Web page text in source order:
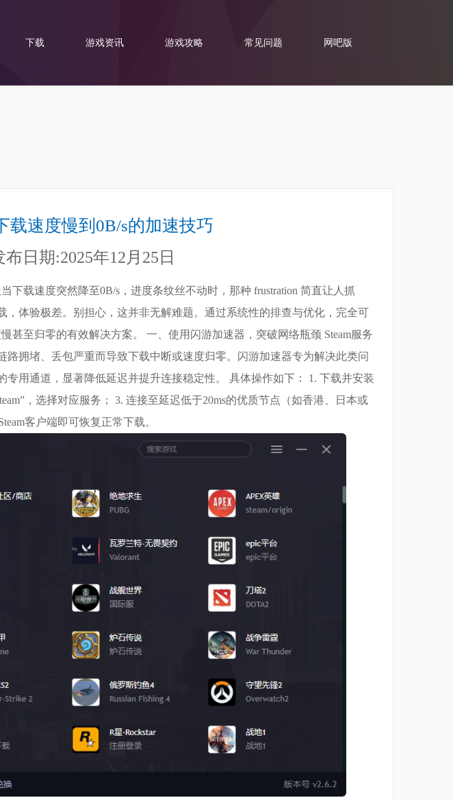
下载 游戏资讯 游戏攻略 常见问题 网吧版
载速度慢到0B/s的加速技巧
布日期:2025年12月25日
下载速度突然降至0B/s，进度条纹丝不动时，那种 frustration 简直让人抓
，体验极差。别担心，这并非无解难题。通过系统性的排查与优化，完全可
甚至归零的有效解决方案。 一、使用闪游加速器，突破网络瓶颈 Steam服务
拥堵、丢包严重而导致下载中断或速度归零。闪游加速器专为解决此类问
用通道，显著降低延迟并提升连接稳定性。 具体操作如下： 1. 下载并安装
，选择对应服务； 3. 连接至延迟低于20ms的优质节点（如香港、日本或
客户端即可恢复正常下载。